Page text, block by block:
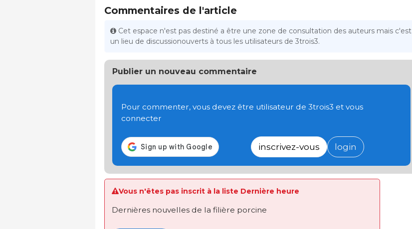
Commentaires de l'article
Cet espace n'est pas destiné a être une zone de consultation des auteurs mais c'est
un lieu de discussionouverts à tous les utilisateurs de 3trois3.
Publier un nouveau commentaire
Pour commenter, vous devez être utilisateur de 3trois3 et vous
connecter
inscrivez-vous login
Vous n'êtes pas inscrit à la liste Dernière heure
Dernières nouvelles de la filière porcine